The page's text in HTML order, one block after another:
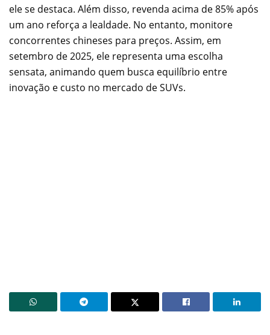
ele se destaca. Além disso, revenda acima de 85% após
um ano reforça a lealdade. No entanto, monitore
concorrentes chineses para preços. Assim, em
setembro de 2025, ele representa uma escolha
sensata, animando quem busca equilíbrio entre
inovação e custo no mercado de SUVs.